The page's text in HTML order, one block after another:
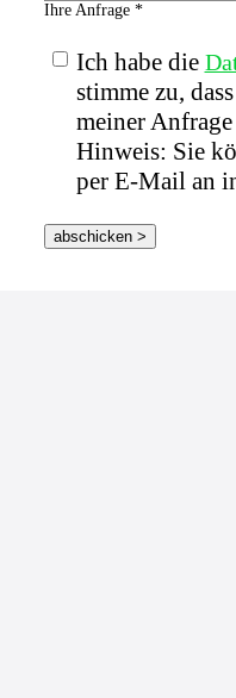
Ihre Anfrage *
Ich habe die
stimme zu,
meiner
Hinweis: Sie
per E-Mail an